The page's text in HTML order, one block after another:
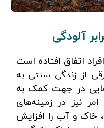
آلودگی
اتفاق افتاده است
از زندگی سنتی به
در جهت کمک به
نیز در زمینه‌های
خاک و آب را افزایش